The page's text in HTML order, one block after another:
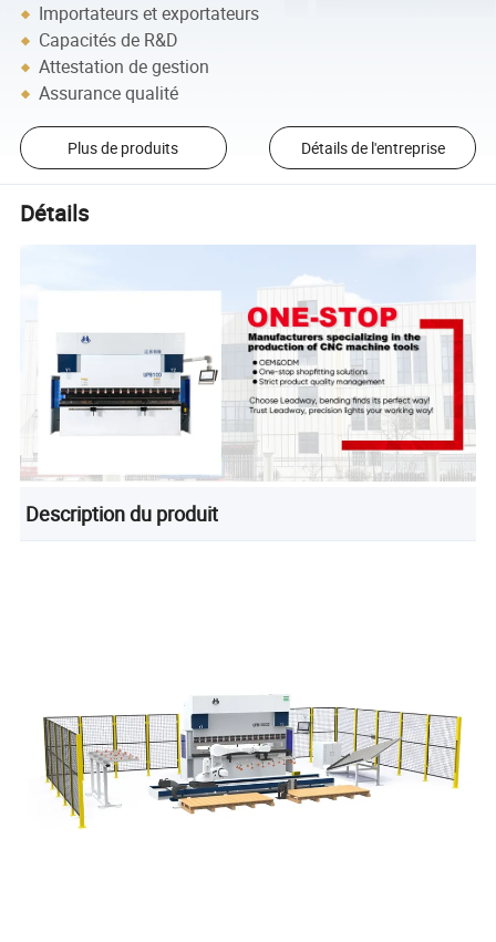
Importateurs et exportateurs
Capacités de R&D
Attestation de gestion
Assurance qualité
Plus de produits Détails de l'entreprise
Détails
Description du produit